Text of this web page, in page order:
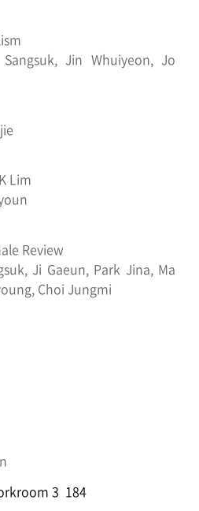
Jin Whuiyeon, Jo
Lim
Review
Ji Gaeun, Park Jina, Ma
Choi Jungmi
3 184